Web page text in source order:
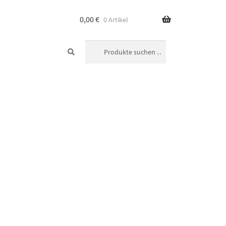
0,00€ 0 Artikel